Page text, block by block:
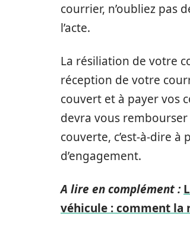
courrier, n’oubliez pas
l’acte.
La résiliation de votre
réception de votre
couvert et à payer vos
devra vous
couverte, c’est-à-dire
d’engagement.
A lire en complément :
véhicule : comment la